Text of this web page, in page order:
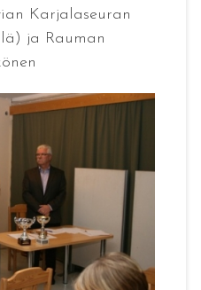
Karjalaseuran
ja Rauman